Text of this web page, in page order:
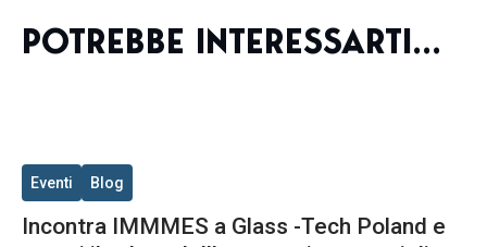
POTREBBE INTERESSARTI...
Eventi Blog
Incontra IMMMES a Glass -Tech Poland e